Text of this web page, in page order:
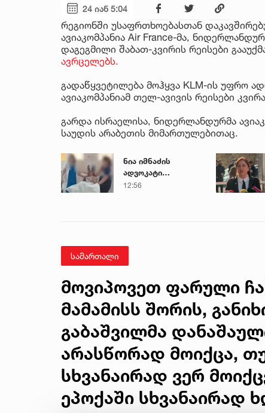
24 იან 5:04
რეგიონში უსაფრთხოებასთან
ავიაკომპანია Air France-მა,
დაგეგმილი შაბათ-კვირის რეისები
ავრცელებს.
გადაწყვეტილება მოჰყვა KLM-ის უფრო
ავიაკომპანიამ თელ-ავივის რეისები
გარდა ისრაელისა, ნიდერლანდურმა
საუდის არაბეთის მიმართულებითაც.
ნია იმნაძის
ადვოკატი
საავადმყოფოში
12:56
სამართალი
მოვიპოვეთ ფარული
მამამისს შორის,
გაბაშვილმა
არასწორად მოიქცა,
სხვანაირად ვერ
ეპოქაში სხვანაირად